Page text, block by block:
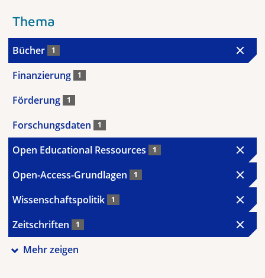
Thema
Bücher 1
Finanzierung 1
Förderung 1
Forschungsdaten 1
Open Educational Ressources 1
Open-Access-Grundlagen 1
Wissenschaftspolitik 1
Zeitschriften 1
Mehr zeigen